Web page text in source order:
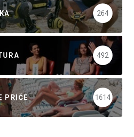
264
492
PRIČE 1614